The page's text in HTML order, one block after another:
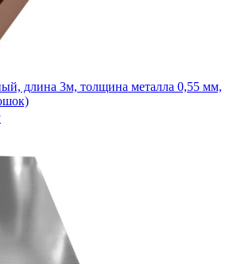
длина 3м, толщина металла 0,55 мм,